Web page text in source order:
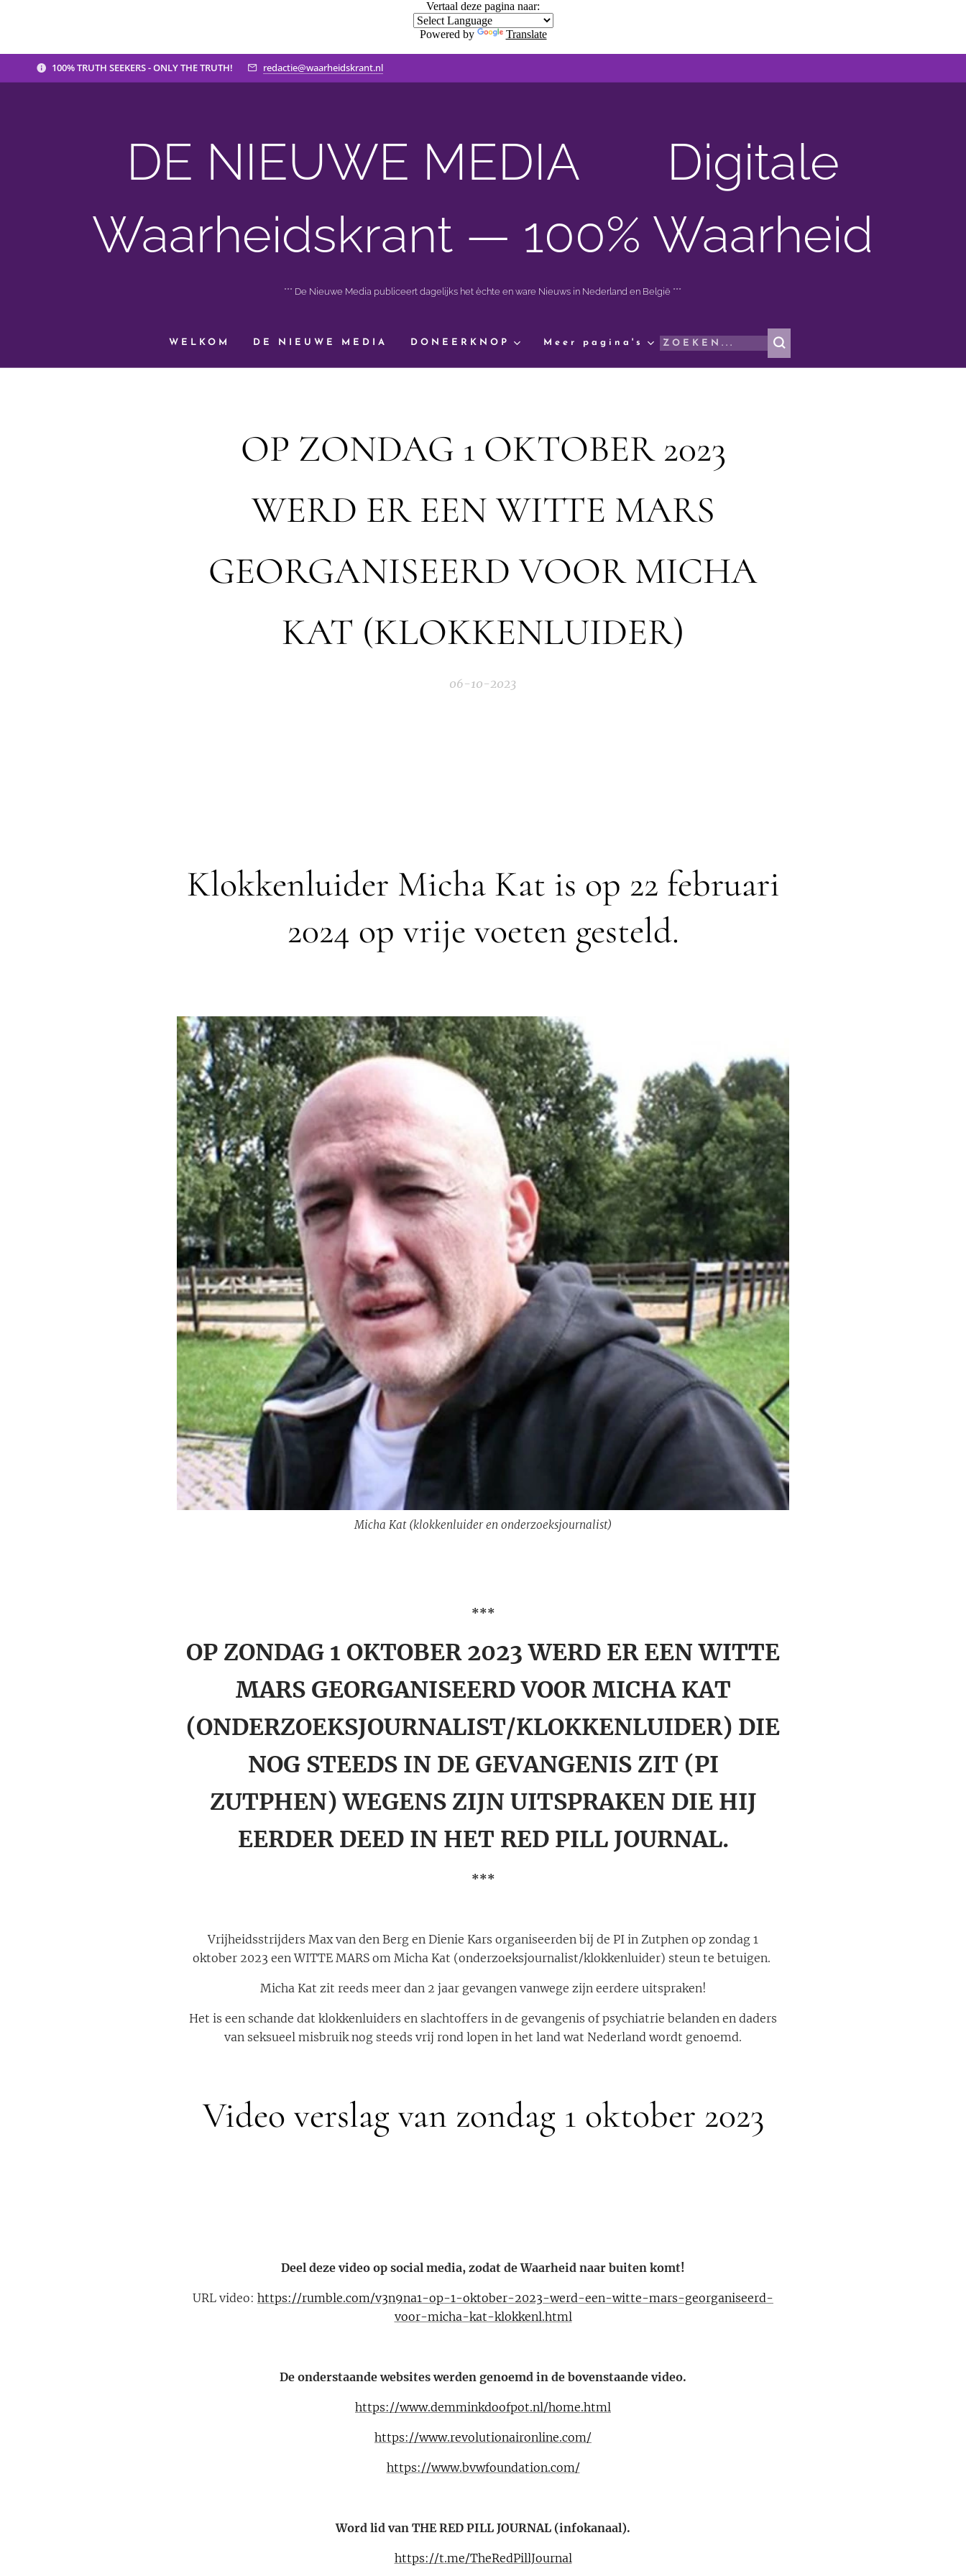
Vertaal deze pagina naar:
Powered by Translate
100% TRUTH SEEKERS - ONLY THE TRUTH! redactie@waarheidskrant.nl
DE NIEUWE MEDIA 🟣 Digitale
Waarheidskrant — 100% Waarheid
*** De Nieuwe Media publiceert dagelijks het èchte en ware Nieuws in Nederland en België ***
WELKOM DE NIEUWE MEDIA DONEERKNOP Meer pagina's
OP ZONDAG 1 OKTOBER 2023
WERD ER EEN WITTE MARS
GEORGANISEERD VOOR MICHA
KAT (KLOKKENLUIDER)
06-10-2023
Klokkenluider Micha Kat is op 22 februari
2024 op vrije voeten gesteld.
Micha Kat (klokkenluider en onderzoeksjournalist)
***
OP ZONDAG 1 OKTOBER 2023 WERD ER EEN WITTE
MARS GEORGANISEERD VOOR MICHA KAT
(ONDERZOEKSJOURNALIST/KLOKKENLUIDER) DIE
NOG STEEDS IN DE GEVANGENIS ZIT (PI
ZUTPHEN) WEGENS ZIJN UITSPRAKEN DIE HIJ
EERDER DEED IN HET RED PILL JOURNAL.
***
Vrijheidsstrijders Max van den Berg en Dienie Kars organiseerden bij de PI in Zutphen op zondag 1
oktober 2023 een WITTE MARS om Micha Kat (onderzoeksjournalist/klokkenluider) steun te betuigen.
Micha Kat zit reeds meer dan 2 jaar gevangen vanwege zijn eerdere uitspraken!
Het is een schande dat klokkenluiders en slachtoffers in de gevangenis of psychiatrie belanden en daders
van seksueel misbruik nog steeds vrij rond lopen in het land wat Nederland wordt genoemd.
Video verslag van zondag 1 oktober 2023
Deel deze video op social media, zodat de Waarheid naar buiten komt!
URL video: https://rumble.com/v3n9na1-op-1-oktober-2023-werd-een-witte-mars-georganiseerd-
voor-micha-kat-klokkenl.html
De onderstaande websites werden genoemd in de bovenstaande video.
https://www.demminkdoofpot.nl/home.html
https://www.revolutionaironline.com/
https://www.bvwfoundation.com/
Word lid van THE RED PILL JOURNAL (infokanaal).
https://t.me/TheRedPillJournal